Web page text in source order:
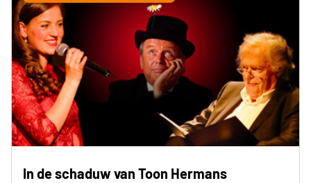
In de schaduw van Toon Hermans